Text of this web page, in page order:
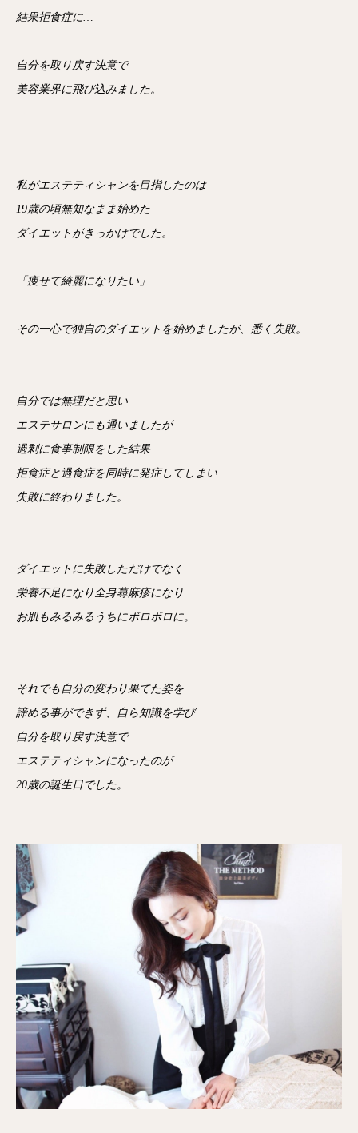
結果拒食症に…
自分を取り戻す決意で
美容業界に飛び込みました。
私がエステティシャンを目指したのは
19歳の頃無知なまま始めた
ダイエットがきっかけでした。
「痩せて綺麗になりたい」
その一心で独自のダイエットを始めましたが、悉く失敗。
自分では無理だと思い
エステサロンにも通いましたが
過剰に食事制限をした結果
拒食症と過食症を同時に発症してしまい
失敗に終わりました。
ダイエットに失敗しただけでなく
栄養不足になり全身蕁麻疹になり
お肌もみるみるうちにボロボロに。
それでも自分の変わり果てた姿を
諦める事ができず、自ら知識を学び
自分を取り戻す決意で
エステティシャンになったのが
20歳の誕生日でした。